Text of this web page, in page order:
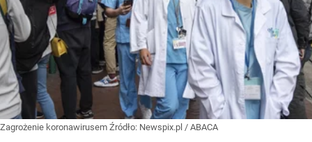
Zagrożenie koronawirusem Źródło: Newspix.pl / ABACA